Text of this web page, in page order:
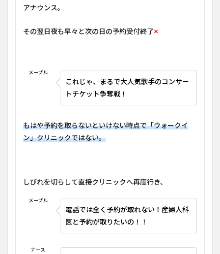
アナウンス。
その翌日夜も早々と次の日の予約受付終了×
メープル
これじゃ、まるで大人気歌手のコンサー
トチケット争奪戦！
もはや予約を取らないといけない時点で「ウォークイ
ン」クリニックではない。
しびれを切らして直接クリニックへ再度行き、
メープル
電話では全く予約が取れない！産婦人科
医と予約が取りたいの！！
ナース